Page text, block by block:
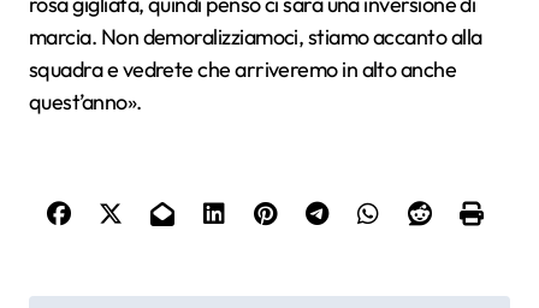
marcia. Non demoralizziamoci, stiamo accanto alla
squadra e vedrete che arriveremo in alto anche
quest’anno».